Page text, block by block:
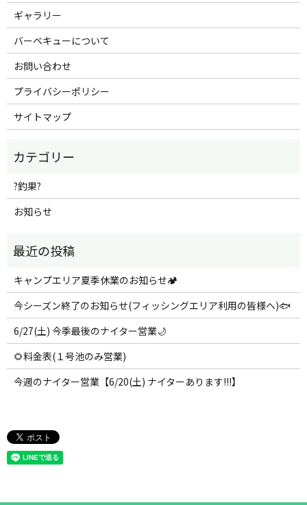
ギャラリー
バーベキューについて
お問い合わせ
プライバシーポリシー
サイトマップ
?釣果?
お知らせ
キャンプエリア夏季休業のお知らせ🏕️
今シーズン終了のお知らせ(フィッシングエリア利用の皆様へ)🐟
6/27(土) 今季最後のナイター営業🌙
🌻料金表(１号池のみ営業)
今週のナイター営業【6/20(土) ナイターあります!!!】